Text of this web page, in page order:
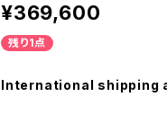
¥369,600
残り1点
International shipping